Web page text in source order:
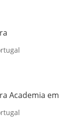
Academia em